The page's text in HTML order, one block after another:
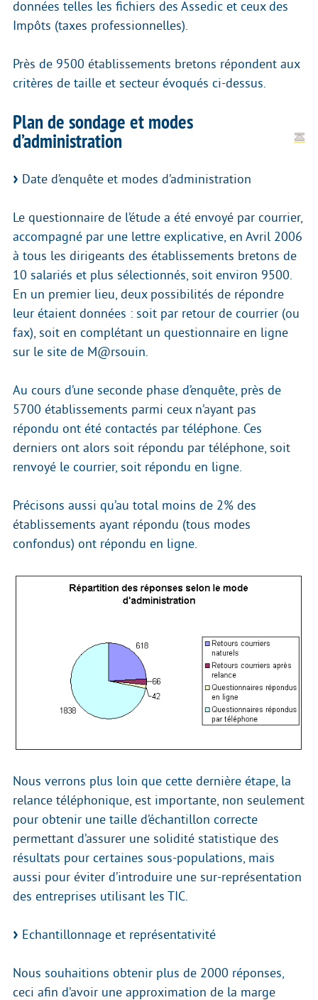
données telles les fichiers des Assedic et ceux des
Impôts (taxes professionnelles).
Près de 9500 établissements bretons répondent aux
critères de taille et secteur évoqués ci-dessus.
Plan de sondage et modes
d’administration
Date d’enquête et modes d’administration
Le questionnaire de l’étude a été envoyé par courrier,
accompagné par une lettre explicative, en Avril 2006
à tous les dirigeants des établissements bretons de
10 salariés et plus sélectionnés, soit environ 9500.
En un premier lieu, deux possibilités de répondre
leur étaient données : soit par retour de courrier (ou
fax), soit en complétant un questionnaire en ligne
sur le site de M@rsouin.
Au cours d’une seconde phase d’enquête, près de
5700 établissements parmi ceux n’ayant pas
répondu ont été contactés par téléphone. Ces
derniers ont alors soit répondu par téléphone, soit
renvoyé le courrier, soit répondu en ligne.
Précisons aussi qu’au total moins de 2% des
établissements ayant répondu (tous modes
confondus) ont répondu en ligne.
Nous verrons plus loin que cette dernière étape, la
relance téléphonique, est importante, non seulement
pour obtenir une taille d’échantillon correcte
permettant d’assurer une solidité statistique des
résultats pour certaines sous-populations, mais
aussi pour éviter d’introduire une sur-représentation
des entreprises utilisant les TIC.
Echantillonnage et représentativité
Nous souhaitions obtenir plus de 2000 réponses,
ceci afin d’avoir une approximation de la marge